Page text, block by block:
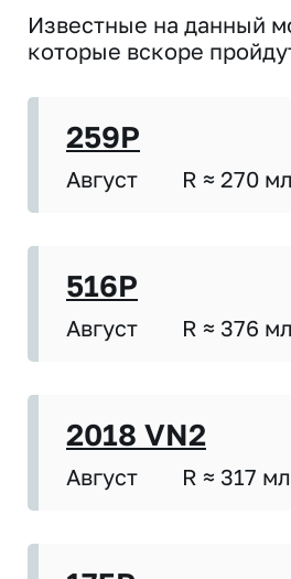
Известные на данный
которые вскоре
259P
Август R ≈ 270
516P
Август R ≈ 376
2018 VN2
Август R ≈ 317